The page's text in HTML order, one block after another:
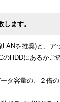
します。
LANを推奨)と、ア
のHDDにあるかご
タ容量の、２倍